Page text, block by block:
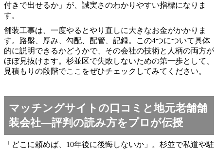
付きで出せるか」が、誠実さのわかりやすい指標になりま
す。
舗装工事は、一度やるとやり直しに大きなお金がかかりま
す。路盤、厚み、勾配、配管、記録。この4つについて具体
的に説明できるかどうかで、その会社の技術と人柄の両方が
ほぼ見抜けます。杉並区で失敗しないための第一歩として、
見積もりの段階でここをぜひチェックしてみてください。
マッチングサイトの口コミと地元老舗舗
装会社―評判の読み方をプロが伝授
「どこに頼めば、10年後に後悔しないか」。杉並で私道や駐